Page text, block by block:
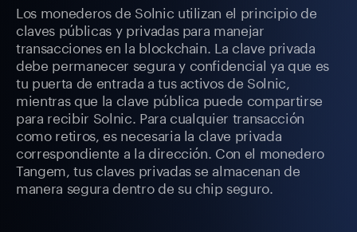
Los monederos de Solnic utilizan el principio de
claves públicas y privadas para manejar
transacciones en la blockchain. La clave privada
debe permanecer segura y confidencial ya que es
tu puerta de entrada a tus activos de Solnic,
mientras que la clave pública puede compartirse
para recibir Solnic. Para cualquier transacción
como retiros, es necesaria la clave privada
correspondiente a la dirección. Con el monedero
Tangem, tus claves privadas se almacenan de
manera segura dentro de su chip seguro.